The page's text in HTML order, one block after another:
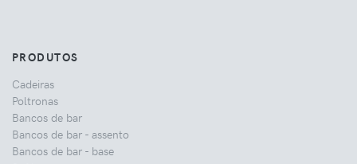
PRODUTOS
Cadeiras
Poltronas
Bancos de bar
Bancos de bar - assento
Bancos de bar - base